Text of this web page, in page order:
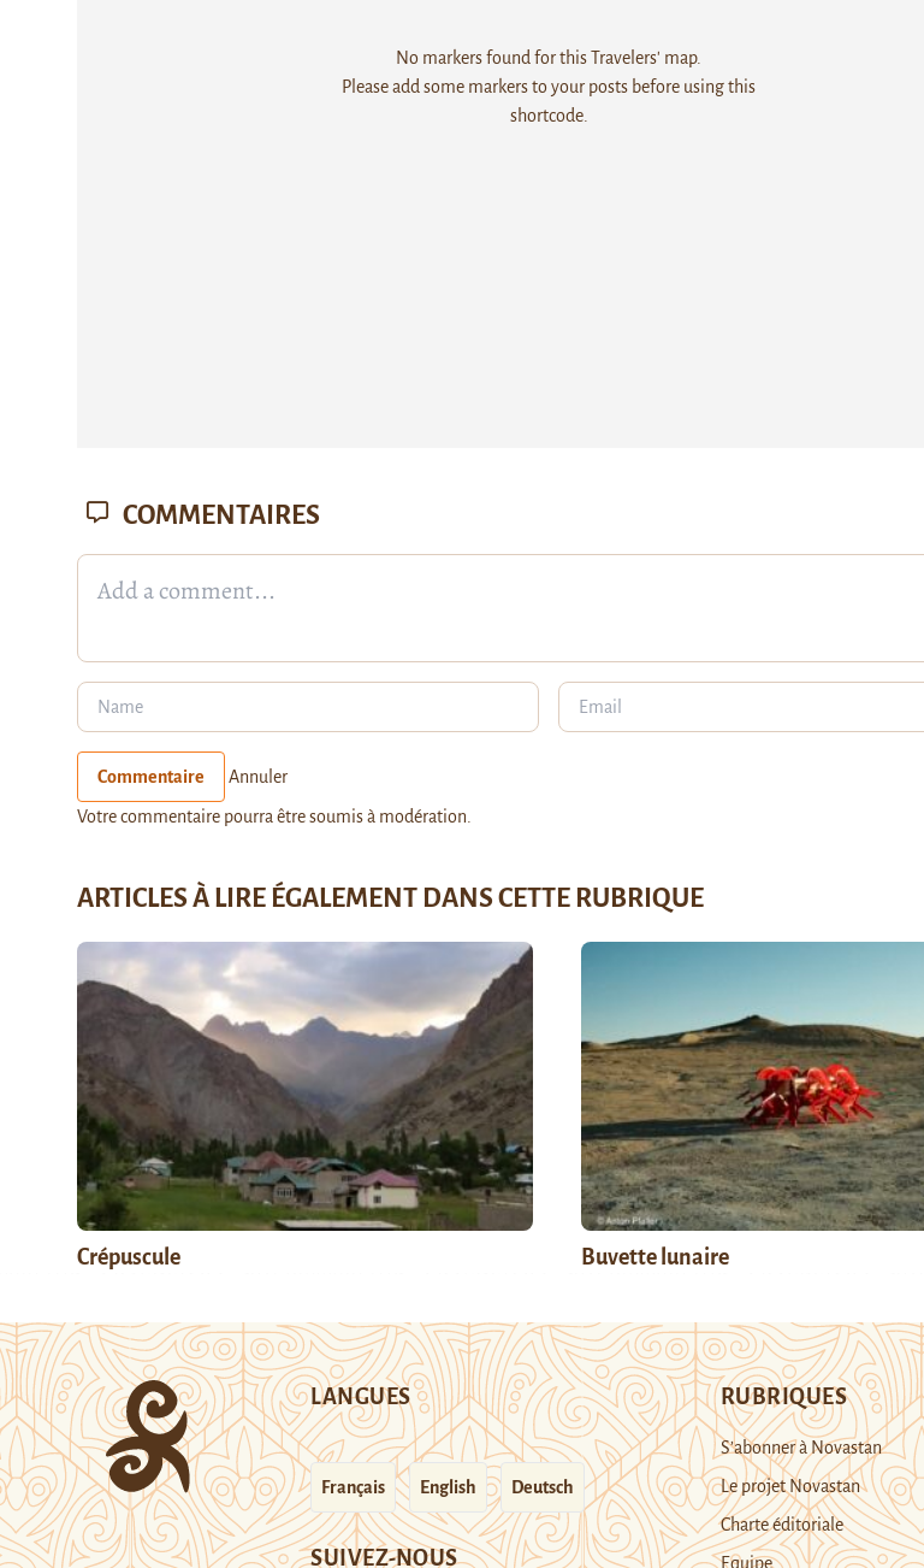
No markers found for this Travelers' map.
Please add some markers to your posts before using this
shortcode.
COMMENTAIRES
Commentaire Annuler
Votre commentaire pourra être soumis à modération.
ARTICLES À LIRE ÉGALEMENT DANS CETTE RUBRIQUE
Crépuscule Buvette lunaire
LANGUES
Français English Deutsch
SUIVEZ-NOUS
RUBRIQUES
S’abonner à Novastan
Le projet Novastan
Charte éditoriale
Equipe